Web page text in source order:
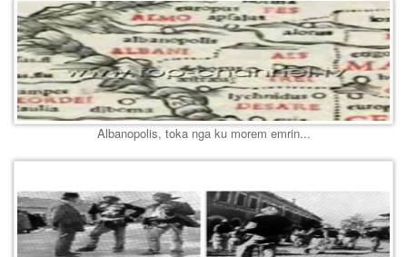
Albanopolis, toka nga ku morem emrin...